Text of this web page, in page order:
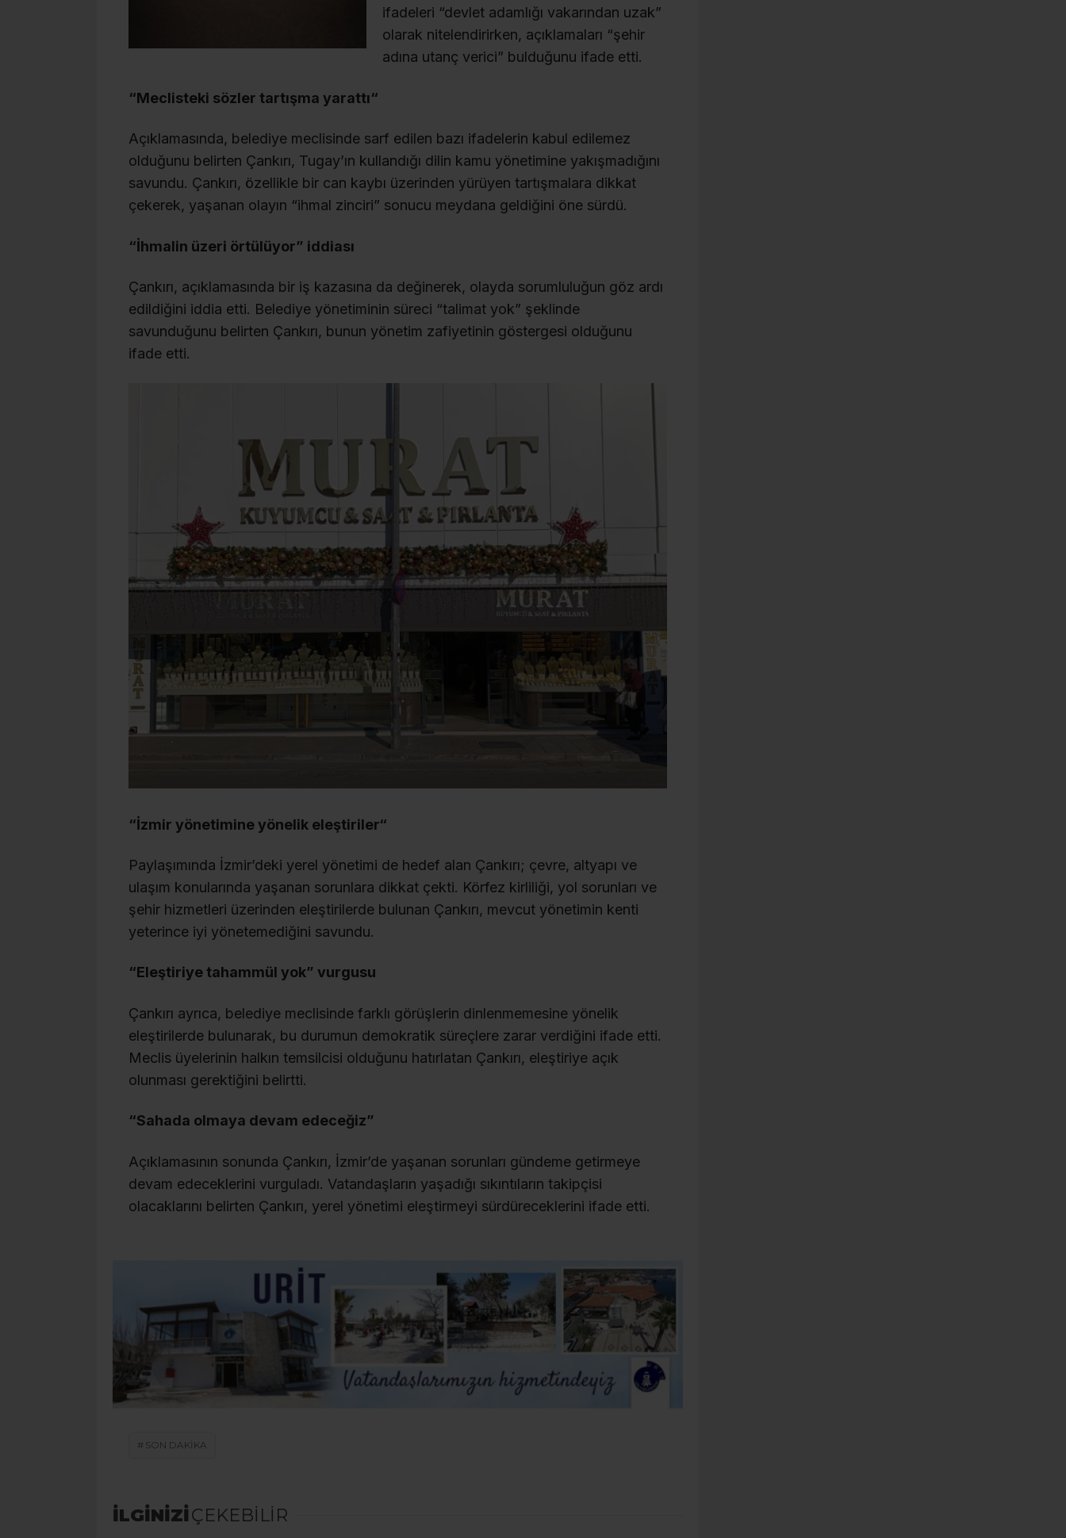
ifadeleri “devlet adamlığı vakarından uzak”
olarak nitelendirirken, açıklamaları “şehir
adına utanç verici” bulduğunu ifade etti.
“Meclisteki sözler tartışma yarattı“
Açıklamasında, belediye meclisinde sarf edilen bazı ifadelerin kabul edilemez
olduğunu belirten Çankırı, Tugay’ın kullandığı dilin kamu yönetimine yakışmadığını
savundu. Çankırı, özellikle bir can kaybı üzerinden yürüyen tartışmalara dikkat
çekerek, yaşanan olayın “ihmal zinciri” sonucu meydana geldiğini öne sürdü.
“İhmalin üzeri örtülüyor” iddiası
Çankırı, açıklamasında bir iş kazasına da değinerek, olayda sorumluluğun göz ardı
edildiğini iddia etti. Belediye yönetiminin süreci “talimat yok” şeklinde
savunduğunu belirten Çankırı, bunun yönetim zafiyetinin göstergesi olduğunu
ifade etti.
“İzmir yönetimine yönelik eleştiriler“
Paylaşımında İzmir’deki yerel yönetimi de hedef alan Çankırı; çevre, altyapı ve
ulaşım konularında yaşanan sorunlara dikkat çekti. Körfez kirliliği, yol sorunları ve
şehir hizmetleri üzerinden eleştirilerde bulunan Çankırı, mevcut yönetimin kenti
yeterince iyi yönetemediğini savundu.
“Eleştiriye tahammül yok” vurgusu
Çankırı ayrıca, belediye meclisinde farklı görüşlerin dinlenmemesine yönelik
eleştirilerde bulunarak, bu durumun demokratik süreçlere zarar verdiğini ifade etti.
Meclis üyelerinin halkın temsilcisi olduğunu hatırlatan Çankırı, eleştiriye açık
olunması gerektiğini belirtti.
“Sahada olmaya devam edeceğiz”
Açıklamasının sonunda Çankırı, İzmir’de yaşanan sorunları gündeme getirmeye
devam edeceklerini vurguladı. Vatandaşların yaşadığı sıkıntıların takipçisi
olacaklarını belirten Çankırı, yerel yönetimi eleştirmeyi sürdüreceklerini ifade etti.
SON DAKİKA
İLGİNİZİÇEKEBİLİR